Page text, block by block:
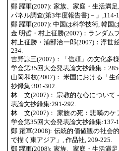
鄭 躍軍(2007): 家族、家庭・生活満
パネル調査(第3年度報告書)－」,114-
鄭 躍軍(2007): 中国は科学技術, 韓国
金 明哲・村上征勝(2007)：ランダム
村上征勝・浦部治一郎(2007)：浮世
234.
吉野諒三(2007)：「信頼」の文化多
学会第35回大会発表論文抄録集：
山岡和枝(2007)： 米国における「
抄録集:301-302.
林 文(2007)： 宗教的な心について
表論文抄録集:291-292.
林 文(2007)： 家族の死：悲嘆のケ
学会第35回大会発表論文抄録集:137-
鄭 躍軍(2008): 伝統的価値観の社会
で描く東アジア」, 作品社, 209-225.
鄭 躍軍(2008): 家族、家庭・生活満